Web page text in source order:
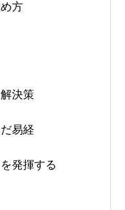
方
決策
易経
発揮する